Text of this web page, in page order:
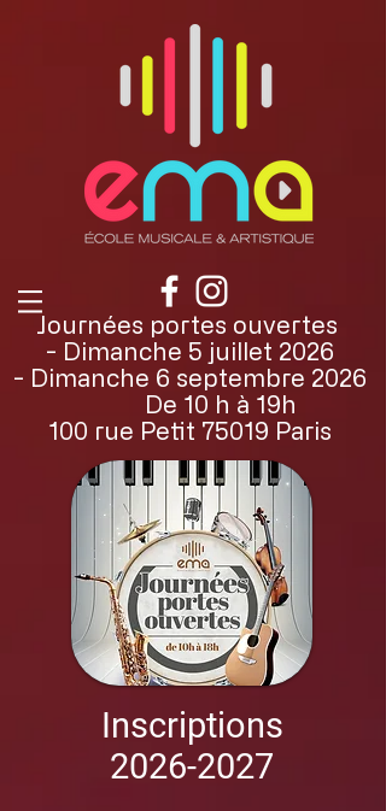
Journées portes ouvertes
- Dimanche 5 juillet 2026
- Dimanche 6 septembre 2026
De 10 h à 19h
100 rue Petit 75019 Paris
Inscriptions
2026-2027